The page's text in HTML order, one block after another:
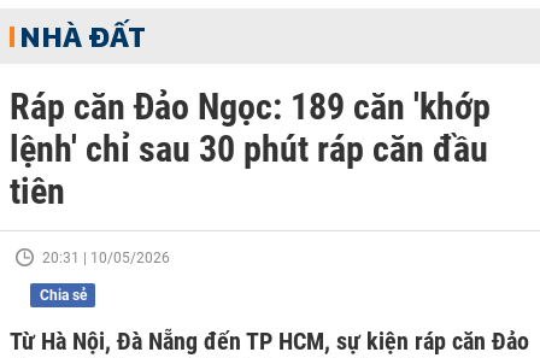
NHÀ ĐẤT
Ráp căn Đảo Ngọc: 189 căn 'khớp
lệnh' chỉ sau 30 phút ráp căn đầu
tiên
20:31 | 10/05/2026
Chia sẻ
Từ Hà Nội, Đà Nẵng đến TP HCM, sự kiện ráp căn Đảo